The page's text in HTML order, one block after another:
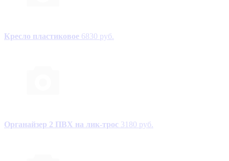
Кресло пластиковое 6830 руб.
Органайзер 2 ПВХ на лик-трос 3180 руб.